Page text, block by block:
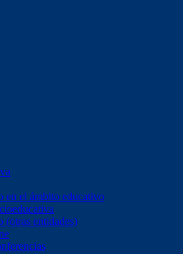
en el ámbito educativo
(otras entidades)